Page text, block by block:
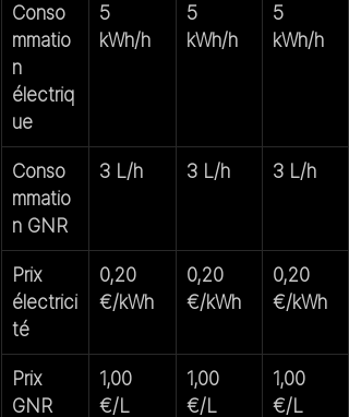
Conso
mmatio
n
électriq
ue
5
kWh/h
5
kWh/h
5
kWh/h
Conso
mmatio
n GNR
3 L/h 3 L/h 3 L/h
Prix
électrici
té
0,20
€/kWh
0,20
€/kWh
0,20
€/kWh
Prix
GNR
1,00
€/L
1,00
€/L
1,00
€/L